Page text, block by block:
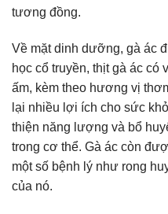
tương đồng.
Về mặt dinh dưỡng, gà ác
học cổ truyền, thịt gà ác có
ấm, kèm theo hương vị
lại nhiều lợi ích cho sức
thiện năng lượng và bổ
trong cơ thể. Gà ác còn
một số bệnh lý như rong
của nó.